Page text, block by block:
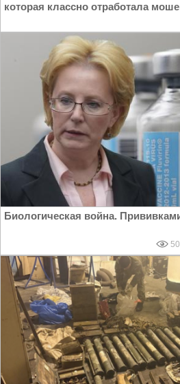
которая классно отработала
Биологическая война.